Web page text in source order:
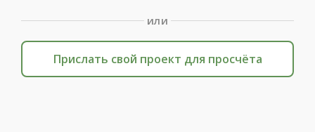
или
Прислать свой проект для просчёта